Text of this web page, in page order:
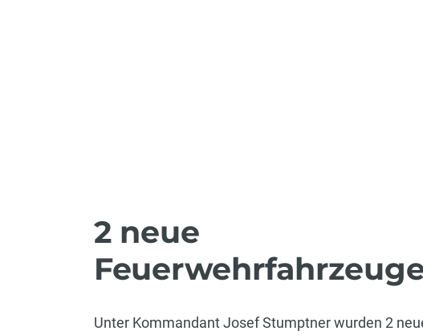
2 neue
Unter Kommandant Josef Stumptner wurden 2